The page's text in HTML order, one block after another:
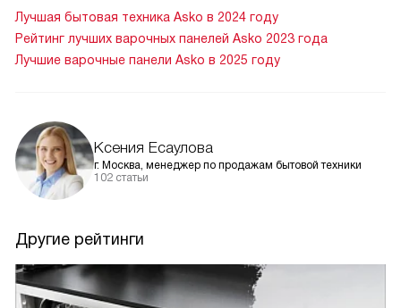
Лучшая бытовая техника Asko в 2024 году
Рейтинг лучших варочных панелей Asko 2023 года
Лучшие варочные панели Asko в 2025 году
Ксения Есаулова
г. Москва, менеджер по продажам бытовой техники
102 статьи
Другие рейтинги